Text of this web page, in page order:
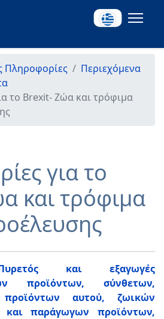
Πληροφορίες
Περιεχόμενα
το Brexit- Ζώα και τρόφιμα
για το
και τρόφιμα
και εξαγωγές
προϊόντων, σύνθετων,
αυτού, ζωικών
και παράγωγων προϊόντων,